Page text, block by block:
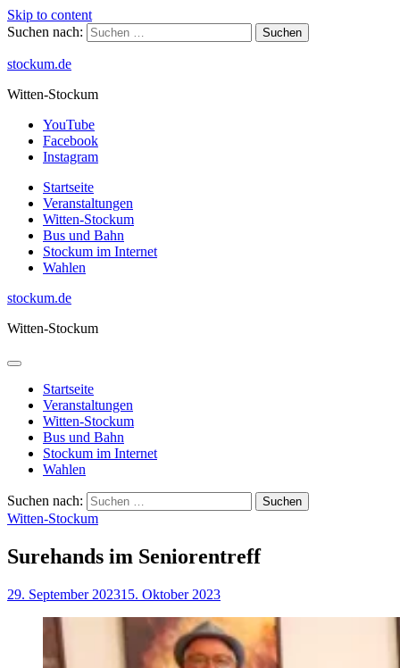
Skip to content
Suchen nach:
stockum.de
Witten-Stockum
YouTube
Facebook
Instagram
Startseite
Veranstaltungen
Witten-Stockum
Bus und Bahn
Stockum im Internet
Wahlen
stockum.de
Witten-Stockum
Startseite
Veranstaltungen
Witten-Stockum
Bus und Bahn
Stockum im Internet
Wahlen
Suchen nach:
Witten-Stockum
Surehands im Seniorentreff
29. September 202315. Oktober 2023